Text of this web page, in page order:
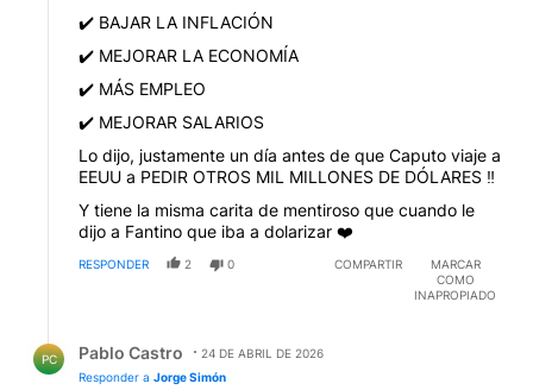
✔️ BAJAR LA INFLACIÓN
✔️ MEJORAR LA ECONOMÍA
✔️ MÁS EMPLEO
✔️ MEJORAR SALARIOS
Lo dijo, justamente un día antes de que Caputo viaje a
EEUU a PEDIR OTROS MIL MILLONES DE DÓLARES ‼️
Y tiene la misma carita de mentiroso que cuando le
dijo a Fantino que iba a dolarizar ❤️
RESPONDER 2 0 COMPARTIR
MARCAR
COMO
INAPROPIADO
PC Pablo Castro
24 DE ABRIL DE 2026
Responder a Jorge Simón